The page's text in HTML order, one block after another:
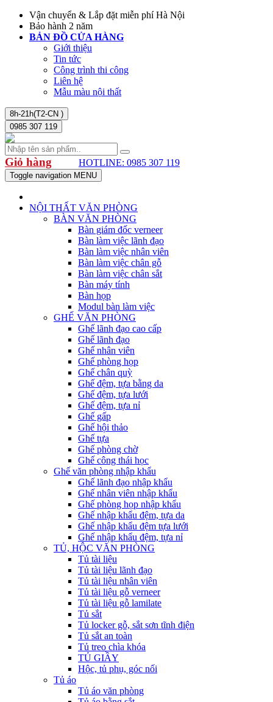
Vận chuyển & Lắp đặt miễn phí Hà Nội
Bảo hành 2 năm
BẢN ĐỒ CỬA HÀNG
Giới thiệu
Tin tức
Công trình thi công
Liên hệ
Mẫu màu nội thất
8h-21h(T2-CN )
0985 307 119
Giỏ hàng HOTLINE: 0985 307 119
Toggle navigation MENU
NỘI THẤT VĂN PHÒNG
BÀN VĂN PHÒNG
Bàn giám đốc verneer
Bàn làm việc lãnh đạo
Bàn làm việc nhân viên
Bàn làm việc chân gỗ
Bàn làm việc chân sắt
Bàn máy tính
Bàn họp
Modul bàn làm việc
GHẾ VĂN PHÒNG
Ghế lãnh đạo cao cấp
Ghế lãnh đạo
Ghế nhân viên
Ghế phòng họp
Ghế chân quỳ
Ghế đệm, tựa bằng da
Ghế đệm, tựa lưới
Ghế đệm, tựa nỉ
Ghế gấp
Ghế hội thảo
Ghế tựa
Ghế phòng chờ
Ghế công thái học
Ghế văn phòng nhập khẩu
Ghế lãnh đạo nhập khẩu
Ghế nhân viên nhập khẩu
Ghế phòng họp nhập khẩu
Ghế nhập khẩu đệm, tựa da
Ghế nhập khẩu đệm tựa lưới
Ghế nhập khẩu đệm, tựa nỉ
TỦ, HỘC VĂN PHÒNG
Tủ tài liệu
Tủ tài liệu lãnh đạo
Tủ tài liệu nhân viên
Tủ tài liệu gỗ verneer
Tủ tài liệu gỗ lamilate
Tủ sắt
Tủ locker gỗ, sắt sơn tĩnh điện
Tủ sắt an toàn
Tủ treo chìa khóa
TỦ GIẦY
Hộc, tủ phụ, góc nối
Tủ áo
Tủ áo văn phòng